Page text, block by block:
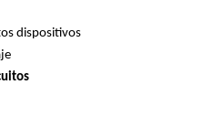
dispositivos